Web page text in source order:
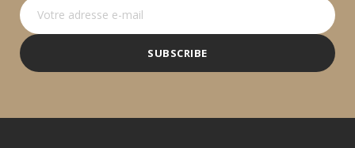
SUBSCRIBE